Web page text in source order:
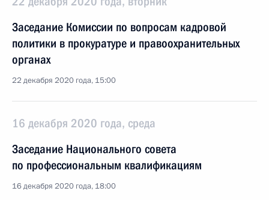
Заседание Комиссии по вопросам кадровой
политики в прокуратуре и правоохранительных
органах
22 декабря 2020 года, 15:00
16 декабря 2020 года, среда
Заседание Национального совета
по профессиональным квалификациям
16 декабря 2020 года, 18:00